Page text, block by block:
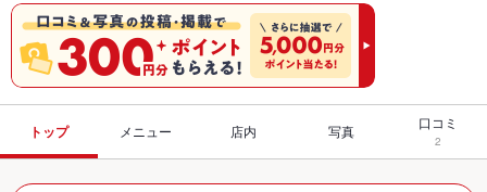
トップ メニュー 店内 写真 口コミ
2